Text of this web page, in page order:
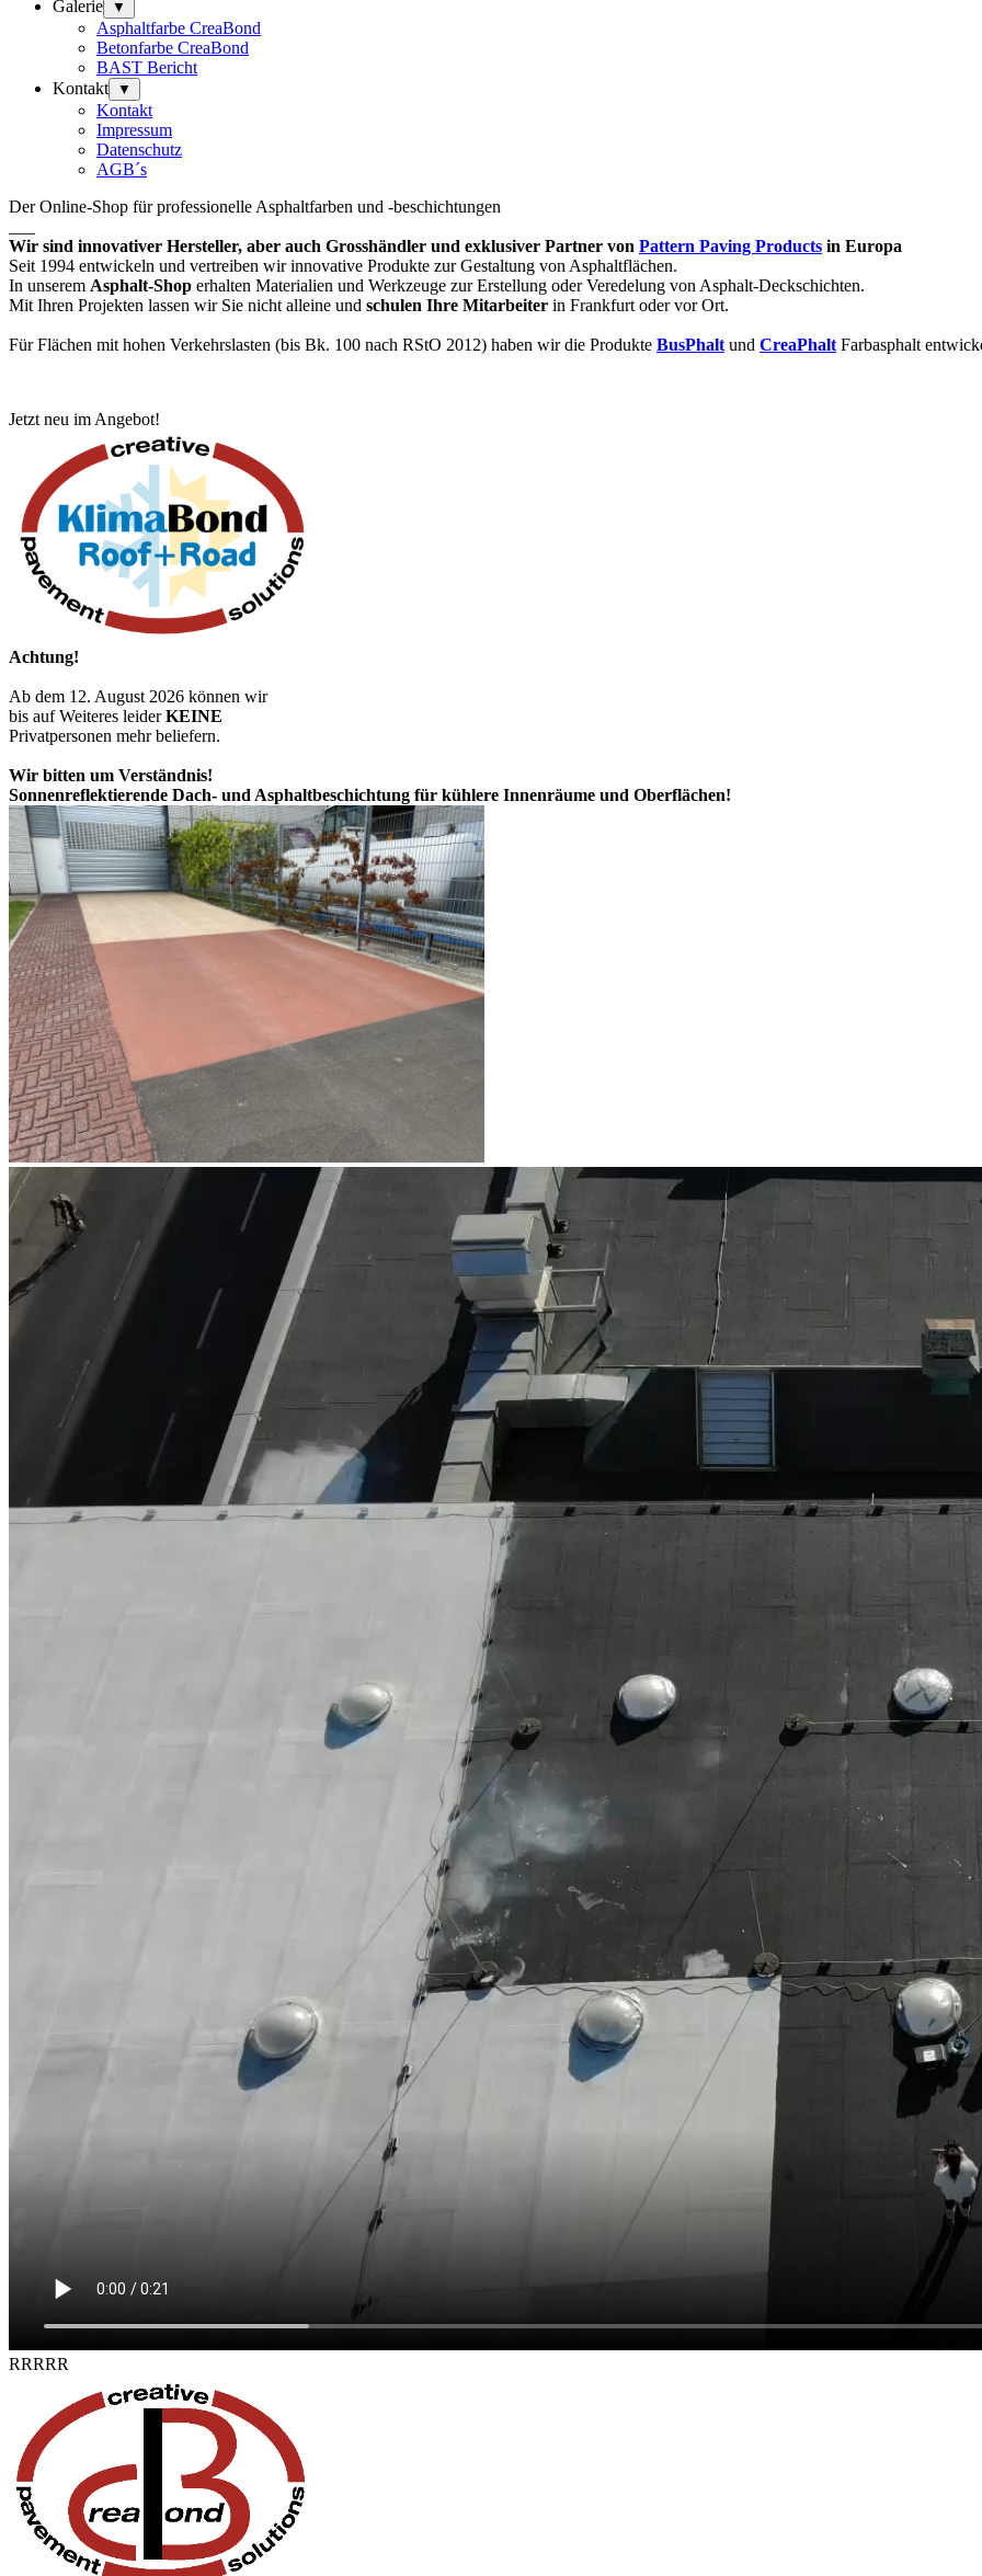
Galerie
▼
Asphaltfarbe CreaBond
Betonfarbe CreaBond
BAST Bericht
Kontakt
▼
Kontakt
Impressum
Datenschutz
AGB´s
Der Online-Shop für professionelle Asphaltfarben und -beschichtungen
Wir sind innovativer Hersteller, aber auch Grosshändler und exklusiver Partner von Pattern Paving Products in Europa
Seit 1994 entwickeln und vertreiben wir innovative Produkte zur Gestaltung von Asphaltflächen.
In unserem Asphalt-Shop erhalten Materialien und Werkzeuge zur Erstellung oder Veredelung von Asphalt-Deckschichten.
Mit Ihren Projekten lassen wir Sie nicht alleine und schulen Ihre Mitarbeiter in Frankfurt oder vor Ort.
Für Flächen mit hohen Verkehrslasten (bis Bk. 100 nach RStO 2012) haben wir die Produkte BusPhalt und CreaPhalt Farbasphalt
Jetzt neu im Angebot!
Achtung!
Ab dem 12. August 2026 können wir
bis auf Weiteres leiderKEINE
Privatpersonen mehr beliefern.
Wir bitten um Verständnis!
Sonnenreflektierende Dach- und Asphaltbeschichtung für kühlere Innenräume und Oberflächen!
RRRRR